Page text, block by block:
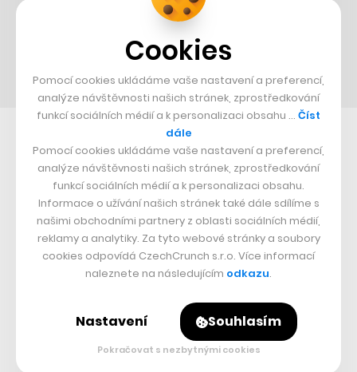
Cookies
Pomocí cookies ukládáme vaše nastavení a preferencí,
analýze návštěvnosti našich stránek, zprostředkování
funkcí sociálních médií a k personalizaci obsahu … Číst
dále
Pomocí cookies ukládáme vaše nastavení a preferencí,
analýze návštěvnosti našich stránek, zprostředkování
funkcí sociálních médií a k personalizaci obsahu.
Informace o užívání našich stránek také dále sdílíme s
našimi obchodními partnery z oblasti sociálních médií,
reklamy a analytiky. Za tyto webové stránky a soubory
cookies odpovídá CzechCrunch s.r.o. Více informací
naleznete na následujícím odkazu.
Nastavení Souhlasím
Pokračovat s nezbytnými cookies